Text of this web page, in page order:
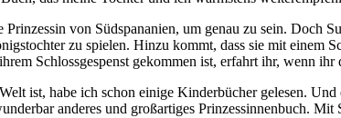
Prinzessin von Südspananien, um genau zu sein.
zu spielen. Hinzu kommt, dass sie mit einem
Schlossgespenst gekommen ist, erfahrt ihr, wenn
ist, habe ich schon einige Kinderbücher gelesen.
anderes und großartiges Prinzessinnenbuch.